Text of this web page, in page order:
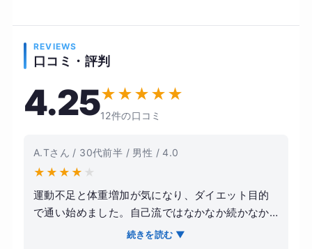
REVIEWS
口コミ・評判
4.25★★★★★
12件の口コミ
A.Tさん / 30代前半 / 男性 / 4.0
★ ★ ★ ★ ★
運動不足と体重増加が気になり、ダイエット目的
で通い始めました。自己流ではなかなか続かなか
ったため、プロに見てもらいたいと思ったのがき
続きを読む ▼